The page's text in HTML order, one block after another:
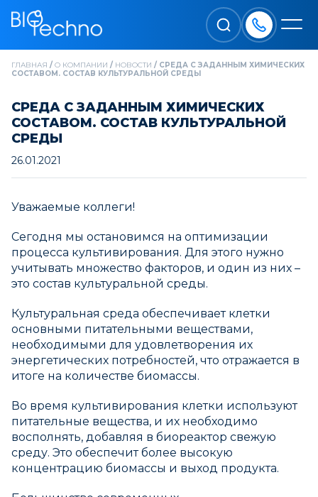
ГЛАВНАЯ / О КОМПАНИИ / НОВОСТИ / СРЕДА С ЗАДАННЫМ ХИМИЧЕСКИХ
СОСТАВОМ. СОСТАВ КУЛЬТУРАЛЬНОЙ СРЕДЫ
СРЕДА С ЗАДАННЫМ ХИМИЧЕСКИХ
СОСТАВОМ. СОСТАВ КУЛЬТУРАЛЬНОЙ
СРЕДЫ
26.01.2021
Уважаемые коллеги!
Сегодня мы остановимся на оптимизации
процесса культивирования. Для этого нужно
учитывать множество факторов, и один из них –
это состав культуральной среды.
Культуральная среда обеспечивает клетки
основными питательными веществами,
необходимыми для удовлетворения их
энергетических потребностей, что отражается в
итоге на количестве биомассы.
Во время культивирования клетки используют
питательные вещества, и их необходимо
восполнять, добавляя в биореактор свежую
среду. Это обеспечит более высокую
концентрацию биомассы и выход продукта.